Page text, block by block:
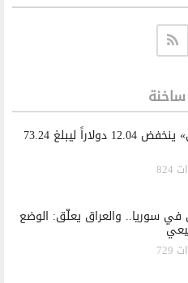
«النفط الكويتي» ينخفض 12.04 دولاراً ليبلغ 73.24
في سوريا.. والعراق يعلّق: الوضع